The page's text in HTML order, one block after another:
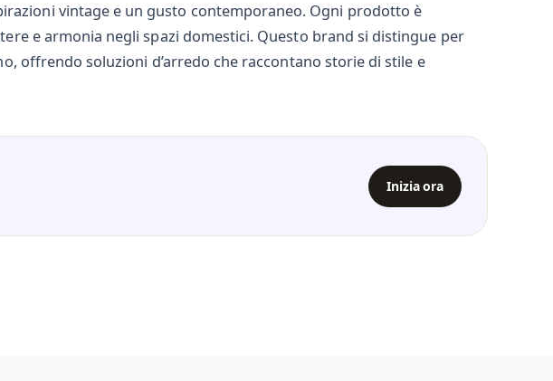
vintage e un gusto contemporaneo. Ogni prodotto è
e armonia negli spazi domestici. Questo brand si distingue per
offrendo soluzioni d’arredo che raccontano storie di stile e
Inizia ora